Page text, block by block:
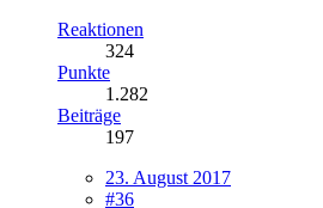
Reaktionen
324
Punkte
1.282
Beiträge
197
23. August 2017
#36